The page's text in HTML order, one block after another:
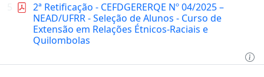
2ª Retificação - CEFDGERERQE Nº 04/2025 –
NEAD/UFRR - Seleção de Alunos - Curso de
Extensão em Relações Étnicos-Raciais e
Quilombolas